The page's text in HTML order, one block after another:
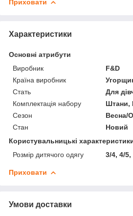
Приховати
Характеристики
Основні атрибути
Виробник
F&D
Країна виробник
Стать
Для
Комплектація набору
Штани,
Сезон
Весна/
Стан
Новий
Користувальницькі
Розмір дитячого одягу
3/4, 4/5,
Приховати
Умови доставки